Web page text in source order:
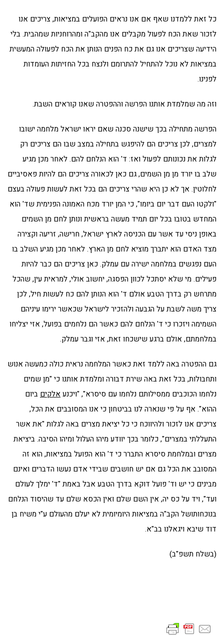
כל זאת ללמדנו שאף אם אנו נראים הפועלים במציאות, צריכים אנו
לזכור שאת הכח לפעול מקבלים אנו מהקב"ה ומהרוחניות שמהבית. בלי
הידיעה שצריכים אנו גם את כח הפנים הנותן את הכח לפעולה המעשית
במציאות לא נוכל להתחיל להתרומם ולנצח בכל החזיתות העומדות
לפנינו.
וזה מה שמלמדת אותנו הפרשה וההפטרה שאנו קוראים השבת.
הפרשה מתחילה בכך שישנה סכנה שאם יראו ישראל מלחמה ישובו
למצרים, לכן צריכים הם להיפגש בתחילה במצב שבו הם צריכים רק
לגלות את נכונותם לפעול ואז: ד' הוא הנלחם להם. לאחר מכן מגיע
שלב בו יורד מן מן השמים, גם כאן לכאורה צריכים הם להיות פאסיביים
לחלוטין. אך לא כן היא שהרי צריכים הם בכל זאת לעשות פעולה בעצם
"ולקטו העם דבר יום ביומו", כי המן יורד מכח האמונה הפנימית שד' הוא
המחדש בטובו בכל יום תמיד מעשה בראשית ונותן לחם מן השמים
באופן ניסי עד אשר עם הכניסה לארץ ישראל, חרישה, זריעה וקצירה
מצד האדם הוא יתברך מוציא לחם מן הארץ. לאחר מכן מגיע השלב בו
העם נפגשים במלחמה ישירה עם עמלק. כאן צריכים הם כבר להיות
פעילים. מי שלא יסתכל לכוון הפסגה, יחשוב אולי, למראית עין, שהכל
מתרחש רק בדרך הטבע אולם ד' הוא הנותן להם כח לעשות חיל, לכן
צריך משה לשבת על הגבעה ולהזכיר לישראל שכאשר ירימו עיניהם
השמימה ויזכרו כי ד' הנלחם להם כאשר הם נלחמים בפועל, אזי יצליחו
במלחמתם, אולם ברגע שישכחו זאת, אזי וגבר עמלק.
גם ההפטרה באה ללמד זאת כאשר המלחמה נראית כולה כמעשה אנוש
ותחבולות, בכל זאת באה שירת דבורה ומלמדת אותנו כי "מן שמים
נלחמו הכוכבים ממסילותם נלחמו עם סיסרא", "ויכנע אלקים ביום
ההוא". אף על פי שנארה לנו בביטחון כי אנו המסובבים את הכל,
צריכים אנו לזכור ולהיווכח כי כל יציאת מצרים באה לגלות "את אשר
התעללתי במצרים", כלומר בכך יוודע מיהו העלול ומיהו הסיבה. ביציאת
מצרים ובמלחמת סיסרא התברר כי ד' הוא הפועל במציאות, הוא זה
המסובב את הכל גם אם יש חושבים שבידי אדם נעשו הדברים ואינם
מבינים כי יש וד' פועל דוקא בדרך הטבע אבל באמת "ד' ימלך לעולם
ועד", ויד על כס יה, אין השם שלם ואין הכסא שלם עד שהיסוד הנלחם
בנוכחותושל הקב"ה במציאות היומיומית לא יעלם מהעולם ע"י משיח בן
דוד שיבא ויגאלנו בב"א.
(בשלח תשפ"ב)